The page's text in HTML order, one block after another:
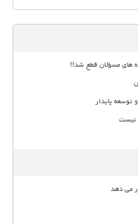
های مسؤلان قطع شد!!
پایدار
نیست
می دهد